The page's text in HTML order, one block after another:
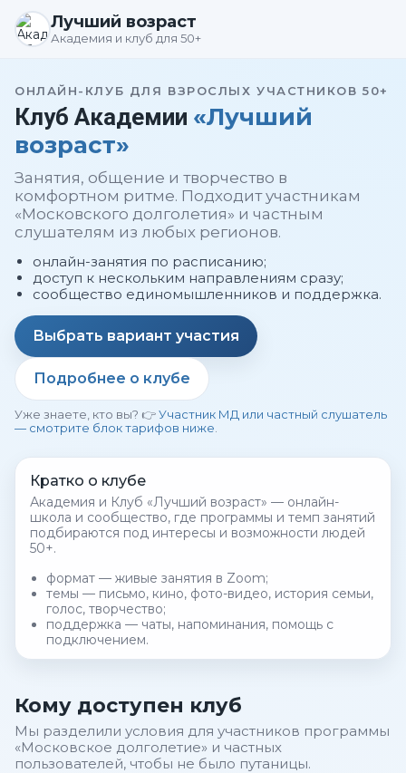
Лучший возраст
Академия и клуб для 50+
ОНЛАЙН-КЛУБ ДЛЯ ВЗРОСЛЫХ УЧАСТНИКОВ 50+
Клуб Академии «Лучший
возраст»
Занятия, общение и творчество в
комфортном ритме. Подходит участникам
«Московского долголетия» и частным
слушателям из любых регионов.
онлайн-занятия по расписанию;
доступ к нескольким направлениям сразу;
сообщество единомышленников и поддержка.
Выбрать вариант участия
Подробнее о клубе
Уже знаете, кто вы? 👉Участник МД или частный слушатель
— смотрите блок тарифов ниже
Кратко о клубе
Академия и Клуб «Лучший возраст» — онлайн-
школа и сообщество, где программы и темп занятий
подбираются под интересы и возможности людей
50+.
формат — живые занятия в Zoom;
темы — письмо, кино, фото-видео, история семьи,
голос, творчество;
поддержка — чаты, напоминания, помощь с
подключением.
Кому доступен клуб
Мы разделили условия для участников программы
«Московское долголетие» и частных
пользователей, чтобы не было путаницы.